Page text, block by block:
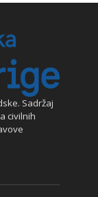
Sadržaj
civilnih